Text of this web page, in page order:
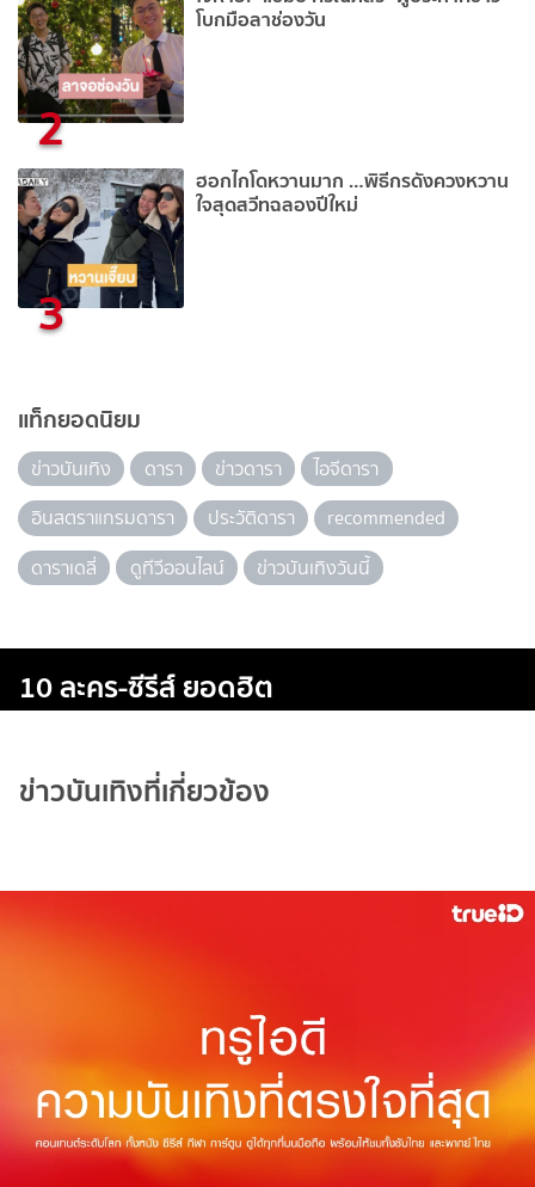
2
โบกมือลาช่องวัน
3
ฮอกไกโดหวานมาก …พิธีกรดังควงหวาน
ใจสุดสวีทฉลองปีใหม่
แท็กยอดนิยม
ข่าวบันเทิง ดารา ข่าวดารา
ไอจีดารา
อินสตราแกรมดารา
ประวัติดารา
recommended
ดาราเดลี่
ดูทีวีออนไลน์ ข่าวบันเทิงวันนี้
10 ละคร-ซีรีส์ ยอดฮิต
ข่าวบันเทิงที่เกี่ยวข้อง